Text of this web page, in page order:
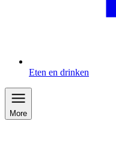
Eten en drinken
More